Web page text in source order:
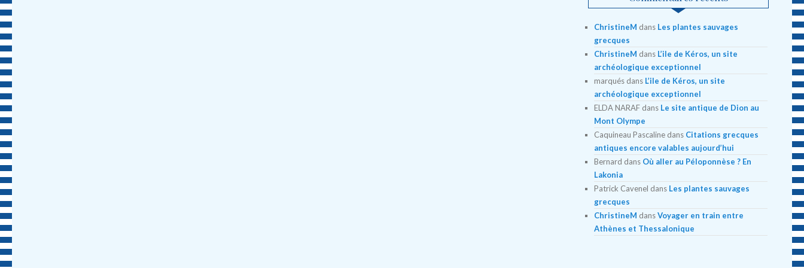
ChristineM dans Les plantes sauvages
grecques
ChristineM dans L’ile de Kéros, un site
archéologique exceptionnel
marquésdans L’ile de Kéros, un site
archéologique exceptionnel
ELDA NARAFdans Le site antique de Dion au
Mont Olympe
Caquineau Pascalinedans Citations grecques
antiques encore valables aujourd’hui
Bernard dans Où aller au Péloponnèse ? En
Lakonia
Patrick Cavenel dans Les plantes sauvages
grecques
ChristineM dansVoyager en train entre
Athènes et Thessalonique